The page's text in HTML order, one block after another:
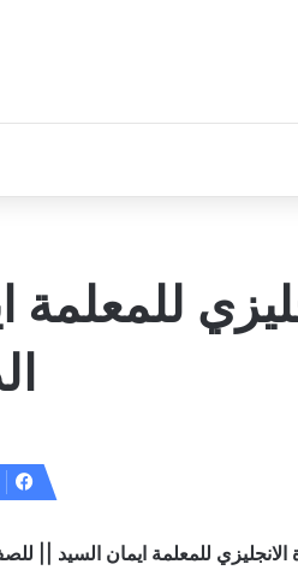
الانجليزي للمعلمة ايمان السيد ||